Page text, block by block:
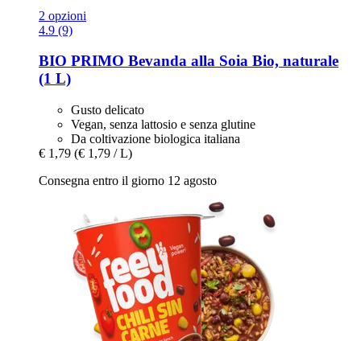
2 opzioni
4.9 (9)
BIO PRIMO Bevanda alla Soia Bio, naturale
(1 L)
Gusto delicato
Vegan, senza lattosio e senza glutine
Da coltivazione biologica italiana
€ 1,79 (€ 1,79 / L)
Consegna entro il giorno 12 agosto